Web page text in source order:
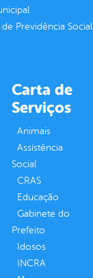
Previdência Social
Carta de
Serviços
Animais
Assistência
Social
CRAS
Educação
Gabinete do
Prefeito
Idosos
INCRA